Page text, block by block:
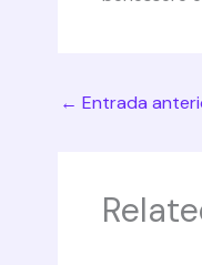
← Entrada